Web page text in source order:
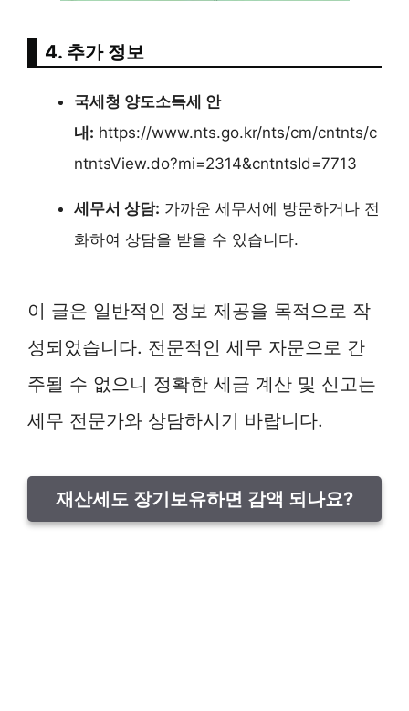
4. 추가 정보
국세청 양도소득세 안
내: https://www.nts.go.kr/nts/cm/cntnts/c
ntntsView.do?mi=2314&cntntsId=7713
세무서 상담: 가까운 세무서에 방문하거나 전
화하여 상담을 받을 수 있습니다.
이 글은 일반적인 정보 제공을 목적으로 작
성되었습니다. 전문적인 세무 자문으로 간
주될 수 없으니 정확한 세금 계산 및 신고는
세무 전문가와 상담하시기 바랍니다.
재산세도 장기보유하면 감액 되나요?